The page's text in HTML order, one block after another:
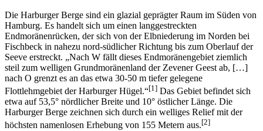
Die Harburger Berge sind ein glazial geprägter Raum im Süden von
Hamburg. Es handelt sich um einen langgestreckten
Endmoränenrücken, der sich von der Elbniederung im Norden bei
Fischbeck in nahezu nord-südlicher Richtung bis zum Oberlauf der
Seeve erstreckt. „Nach W fällt dieses Endmoränengebiet ziemlich
steil zum welligen Grundmoränenland der Zevener Geest ab, […]
nach O grenzt es an das etwa 30-50 m tiefer gelegene
Flottlehmgebiet der Harburger Hügel.“[1] Das Gebiet befindet sich
etwa auf 53,5° nördlicher Breite und 10° östlicher Länge. Die
Harburger Berge zeichnen sich durch ein welliges Relief mit der
höchsten namenlosen Erhebung von 155 Metern aus.[2]